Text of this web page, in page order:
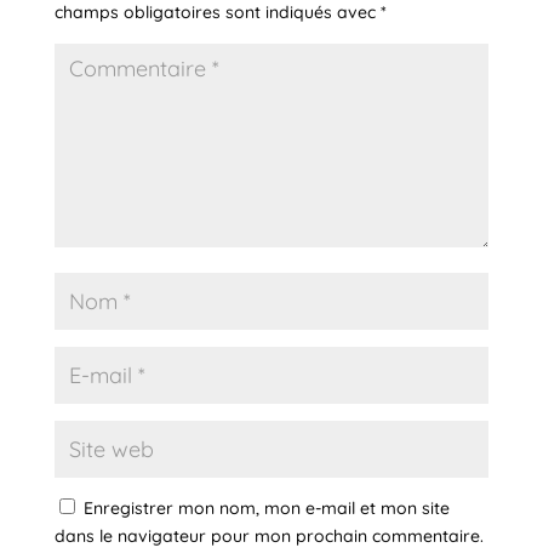
champs obligatoires sont indiqués avec *
Enregistrer mon nom, mon e-mail et mon site
dans le navigateur pour mon prochain commentaire.